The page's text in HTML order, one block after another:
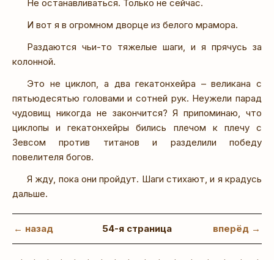
Не останавливаться. Только не сейчас.
И вот я в огромном дворце из белого мрамора.
Раздаются чьи-то тяжелые шаги, и я прячусь за
колонной.
Это не циклоп, а два гекатонхейра – великана с
пятьюдесятью головами и сотней рук. Неужели парад
чудовищ никогда не закончится? Я припоминаю, что
циклопы и гекатонхейры бились плечом к плечу с
Зевсом против титанов и разделили победу
повелителя богов.
Я жду, пока они пройдут. Шаги стихают, и я крадусь
дальше.
← назад 54-я страница вперёд →